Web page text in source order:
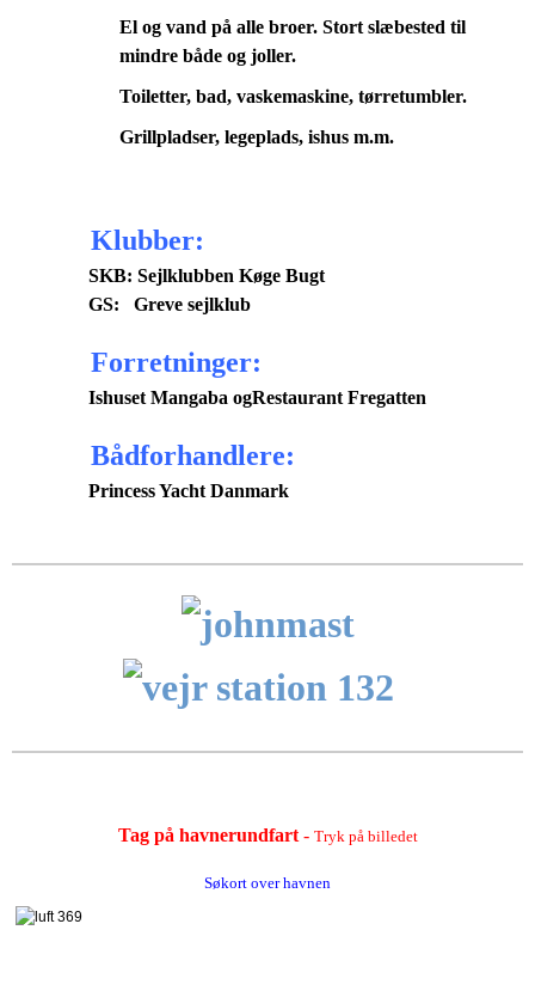
El og vand på alle broer. Stort slæbested til
mindre både og joller.
Toiletter, bad, vaskemaskine, tørretumbler.
Grillpladser, legeplads, ishus m.m.
Klubber:
SKB: Sejlklubben Køge Bugt
GS: Greve sejlklub
Forretninger:
Ishuset Mangaba ogRestaurant Fregatten
Bådforhandlere:
Princess Yacht Danmark
Tag på havnerundfart- Tryk på billedet
Søkort over havnen